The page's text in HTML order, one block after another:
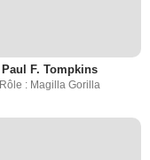
Paul F. Tompkins
Rôle : Magilla Gorilla